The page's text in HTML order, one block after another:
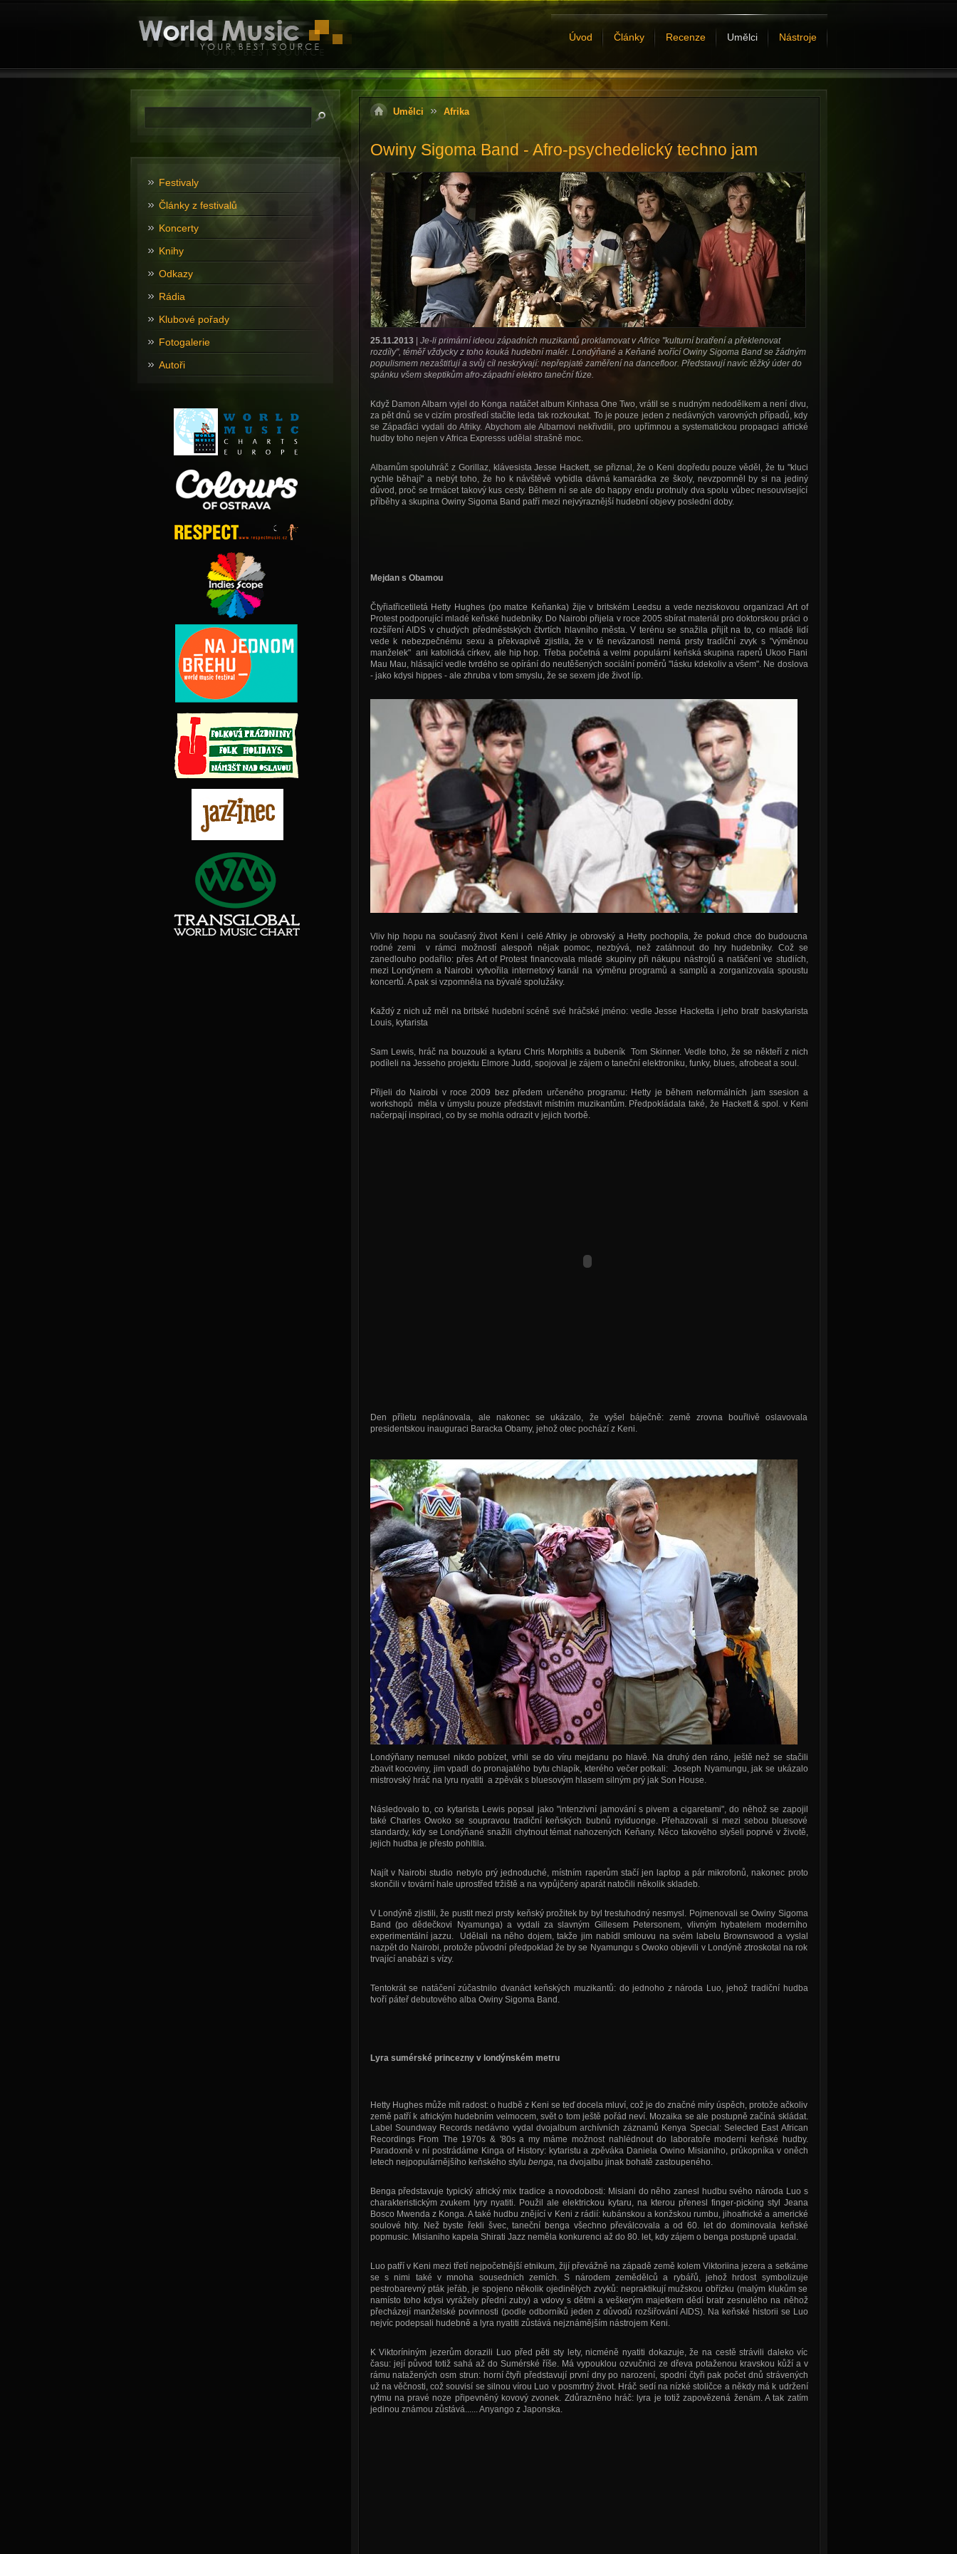
Úvod Články Recenze Umělci Nástroje
Umělci Afrika
Owiny Sigoma Band - Afro-psychedelický techno jam
25.11.2013| Je-li primární ideou západních muzikantů proklamovat v Africe "kulturní bratření a překlenovat
rozdíly", téměř vždycky z toho kouká hudební malér. Londýňané a Keňané tvořící Owiny Sigoma Band se žádným
populismem nezaštiťují a svůj cíl neskrývají: nepřepjaté zaměření na dancefloor. Představují navíc těžký úder do
spánku všem skeptikům afro-západní elektro taneční fúze.
Když Damon Albarn vyjel do Konga natáčet album Kinhasa One Two, vrátil se s nudným nedodělkem a není divu,
za pět dnů se v cizím prostředí stačíte leda tak rozkoukat. To je pouze jeden z nedávných varovných případů, kdy
se Zápaďáci vydali do Afriky. Abychom ale Albarnovi nekřivdili, pro upřímnou a systematickou propagaci africké
hudby toho nejen v Africa Expresss udělal strašně moc.
Albarnům spoluhráč z Gorillaz, klávesista Jesse Hackett, se přiznal, že o Keni dopředu pouze věděl, že tu "kluci
rychle běhají" a nebýt toho, že ho k návštěvě vybídla dávná kamarádka ze školy, nevzpomněl by si na jediný
důvod, proč se trmácet takový kus cesty. Během ní se ale do happy endu protnuly dva spolu vůbec nesouvisející
příběhy a skupina Owiny Sigoma Band patří mezi nejvýraznější hudební objevy poslední doby.
Mejdan s Obamou
Čtyřiatřicetiletá Hetty Hughes (po matce Keňanka) žije v britském Leedsu a vede neziskovou organizaci Art of
Protest podporující mladé keňské hudebníky. Do Nairobi přijela v roce 2005 sbírat materiál pro doktorskou práci o
rozšíření AIDS v chudých předměstských čtvrtích hlavního města. V terénu se snažila přijít na to, co mladé lidí
vede k nebezpečnému sexu a překvapivě zjistila, že v té nevázanosti nemá prsty tradiční zvyk s "výměnou
manželek" ani katolická církev, ale hip hop. Třeba početná a velmi populární keňská skupina raperů Ukoo Flani
Mau Mau, hlásající vedle tvrdého se opírání do neutěšených sociální poměrů "lásku kdekoliv a všem". Ne doslova
- jako kdysi hippes - ale zhruba v tom smyslu, že se sexem jde život líp.
Vliv hip hopu na současný život Keni i celé Afriky je obrovský a Hetty pochopila, že pokud chce do budoucna
rodné zemi v rámci možností alespoň nějak pomoc, nezbývá, než zatáhnout do hry hudebníky. Což se
zanedlouho podařilo: přes Art of Protest financovala mladé skupiny při nákupu nástrojů a natáčení ve studiích,
mezi Londýnem a Nairobi vytvořila internetový kanál na výměnu programů a samplů a zorganizovala spoustu
koncertů. A pak si vzpomněla na bývalé spolužáky.
Každý z nich už měl na britské hudební scéně své hráčské jméno: vedle Jesse Hacketta i jeho bratr baskytarista
Louis, kytarista
Sam Lewis, hráč na bouzouki a kytaru Chris Morphitis a bubeník Tom Skinner. Vedle toho, že se někteří z nich
podíleli na Jesseho projektu Elmore Judd, spojoval je zájem o taneční elektroniku, funky, blues, afrobeat a soul.
Přijeli do Nairobi v roce 2009 bez předem určeného programu: Hetty je během neformálních jam ssesion a
workshopů měla v úmyslu pouze představit místním muzikantům. Předpokládala také, že Hackett & spol. v Keni
načerpají inspiraci, co by se mohla odrazit v jejich tvorbě.
Den příletu neplánovala, ale nakonec se ukázalo, že vyšel báječně: země zrovna bouřlivě oslavovala
presidentskou inauguraci Baracka Obamy, jehož otec pochází z Keni.
Londýňany nemusel nikdo pobízet, vrhli se do víru mejdanu po hlavě. Na druhý den ráno, ještě než se stačili
zbavit kocoviny, jim vpadl do pronajatého bytu chlapík, kterého večer potkali: Joseph Nyamungu, jak se ukázalo
mistrovský hráč na lyru nyatiti a zpěvák s bluesovým hlasem silným prý jak Son House.
Následovalo to, co kytarista Lewis popsal jako "intenzivní jamování s pivem a cigaretami", do něhož se zapojil
také Charles Owoko se soupravou tradiční keňských bubnů nyiduonge. Přehazovali si mezi sebou bluesové
standardy, kdy se Londýňané snažili chytnout témat nahozených Keňany. Něco takového slyšeli poprvé v životě,
jejich hudba je přesto pohltila.
Najít v Nairobi studio nebylo prý jednoduché, místním raperům stačí jen laptop a pár mikrofonů, nakonec proto
skončili v tovární hale uprostřed tržiště a na vypůjčený aparát natočili několik skladeb.
V Londýně zjistili, že pustit mezi prsty keňský prožitek by byl trestuhodný nesmysl. Pojmenovali se Owiny Sigoma
Band (po dědečkovi Nyamunga) a vydali za slavným Gillesem Petersonem, vlivným hybatelem moderního
experimentální jazzu. Udělali na něho dojem, takže jim nabídl smlouvu na svém labelu Brownswood a vyslal
nazpět do Nairobi, protože původní předpoklad že by se Nyamungu s Owoko objevili v Londýně ztroskotal na rok
trvající anabázi s vízy.
Tentokrát se natáčení zúčastnilo dvanáct keňských muzikantů: do jednoho z národa Luo, jehož tradiční hudba
tvoří páteř debutového alba Owiny Sigoma Band.
Lyra sumérské princezny v londýnském metru
Hetty Hughes může mít radost: o hudbě z Keni se teď docela mluví, což je do značné míry úspěch, protože ačkoliv
země patří k africkým hudebním velmocem, svět o tom ještě pořád neví. Mozaika se ale postupně začíná skládat.
Label Soundway Records nedávno vydal dvojalbum archívních záznamů Kenya Special: Selected East African
Recordings From The 1970s & '80s a my máme možnost nahlédnout do laboratoře moderní keňské hudby.
Paradoxně v ní postrádáme Kinga of History: kytaristu a zpěváka Daniela Owino Misianiho, průkopníka v oněch
letech nejpopulárnějšího keňského stylu benga, na dvojalbu jinak bohatě zastoupeného.
Benga představuje typický africký mix tradice a novodobosti: Misiani do něho zanesl hudbu svého národa Luo s
charakteristickým zvukem lyry nyatiti. Použil ale elektrickou kytaru, na kterou přenesl finger-picking styl Jeana
Bosco Mwenda z Konga. A také hudbu znějící v Keni z rádií: kubánskou a konžskou rumbu, jihoafrické a americké
soulové hity. Než byste řekli švec, taneční benga všechno převálcovala a od 60. let do dominovala keňské
popmusic. Misianiho kapela Shirati Jazz neměla konkurenci až do 80. let, kdy zájem o benga postupně upadal.
Luo patří v Keni mezi třetí nejpočetnější etnikum, žijí převážně na západě země kolem Viktoriina jezera a setkáme
se s nimi také v mnoha sousedních zemích. S národem zemědělců a rybářů, jehož hrdost symbolizuje
pestrobarevný pták jeřáb, je spojeno několik ojedinělých zvyků: nepraktikují mužskou obřízku (malým klukům se
namísto toho kdysi vyrážely přední zuby) a vdovy s dětmi a veškerým majetkem dědí bratr zesnulého na něhož
přecházejí manželské povinnosti (podle odborníků jeden z důvodů rozšiřování AIDS). Na keňské historii se Luo
nejvíc podepsali hudebně a lyra nyatiti zůstává nejznámějším nástrojem Keni.
K Viktoríniným jezerům dorazili Luo před pěti sty lety, nicméně nyatiti dokazuje, že na cestě strávili daleko víc
času: její původ totiž sahá až do Sumérské říše. Má vypouklou ozvučnici ze dřeva potaženou kravskou kůží a v
rámu natažených osm strun: horní čtyři představují první dny po narození, spodní čtyři pak počet dnů strávených
už na věčnosti, což souvisí se silnou vírou Luo v posmrtný život. Hráč sedí na nízké stoličce a někdy má k udržení
rytmu na pravé noze připevněný kovový zvonek. Zdůrazněno hráč: lyra je totiž zapovězená ženám. A tak zatím
jedinou známou zůstává...... Anyango z Japonska.
Festivaly
Články z festivalů
Koncerty
Knihy
Odkazy
Rádia
Klubové pořady
Fotogalerie
Autoři